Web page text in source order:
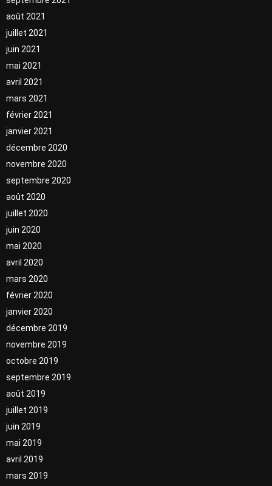
août 2021
juillet 2021
juin 2021
mai 2021
avril 2021
mars 2021
février 2021
janvier 2021
décembre 2020
novembre 2020
septembre 2020
août 2020
juillet 2020
juin 2020
mai 2020
avril 2020
mars 2020
février 2020
janvier 2020
décembre 2019
novembre 2019
octobre 2019
septembre 2019
août 2019
juillet 2019
juin 2019
mai 2019
avril 2019
mars 2019